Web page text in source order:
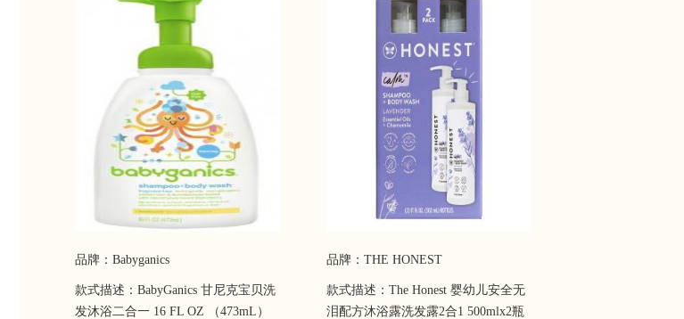
品牌：Babyganics
款式描述：BabyGanics 甘尼克宝贝洗
发沐浴二合一 16 FL OZ （473mL）
品牌：THE HONEST
款式描述：The Honest 婴幼儿安全无
泪配方沐浴露洗发露2合1 500mlx2瓶